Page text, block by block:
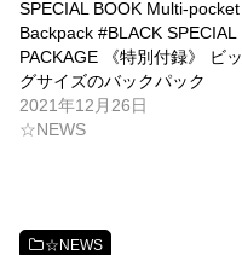
SPECIAL BOOK Multi-pocket
Backpack #BLACK SPECIAL
PACKAGE 《特別付録》 ビッ
グサイズのバックパック
2021年12月26日
☆NEWS
☆NEWS